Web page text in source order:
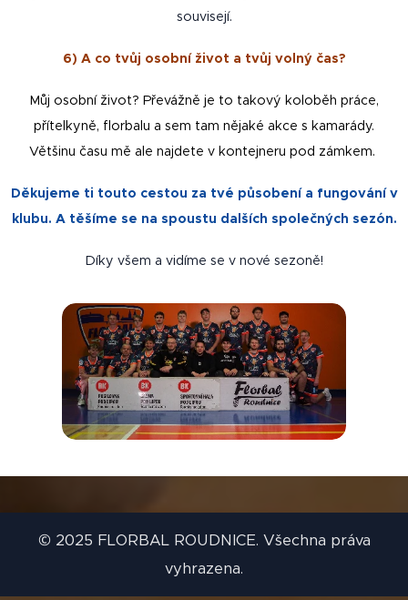
souvisejí.
6) A co tvůj osobní život a tvůj volný čas?
Můj osobní život? Převážně je to takový koloběh práce,
přítelkyně, florbalu a sem tam nějaké akce s kamarády.
Většinu času mě ale najdete v kontejneru pod zámkem.
Děkujeme ti touto cestou za tvé působení a fungování v
klubu. A těšíme se na spoustu dalších společných sezón.
Díky všem a vidíme se v nové sezoně!
© 2025 FLORBAL ROUDNICE. Všechna práva
vyhrazena.